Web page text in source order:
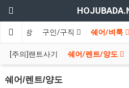
수다방 구인/구직 쉐어/벼룩
[주의]랜트사기 쉐어/렌트/양도
쉐어/렌트/양도